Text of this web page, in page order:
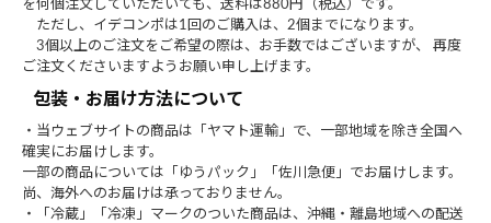
を何個注文していただいても、送料は880円（税込）です。
ただし、イデコンポは1回のご購入は、2個までになります。
3個以上のご注文をご希望の際は、お手数ではございますが、 再度
ご注文くださいますようお願い申し上げます。
包装・お届け方法について
・当ウェブサイトの商品は「ヤマト運輸」で、一部地域を除き全国へ
確実にお届けします。
一部の商品については「ゆうパック」「佐川急便」でお届けします。
尚、海外へのお届けは承っておりません。
・「冷蔵」「冷凍」マークのついた商品は、沖縄・離島地域への配送